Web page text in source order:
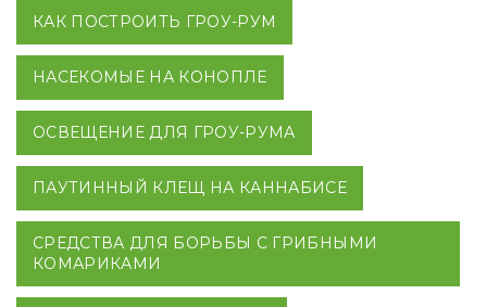
КАК ПОСТРОИТЬ ГРОУ-РУМ
НАСЕКОМЫЕ НА КОНОПЛЕ
ОСВЕЩЕНИЕ ДЛЯ ГРОУ-РУМА
ПАУТИННЫЙ КЛЕЩ НА КАННАБИСЕ
СРЕДСТВА ДЛЯ БОРЬБЫ С ГРИБНЫМИ
КОМАРИКАМИ